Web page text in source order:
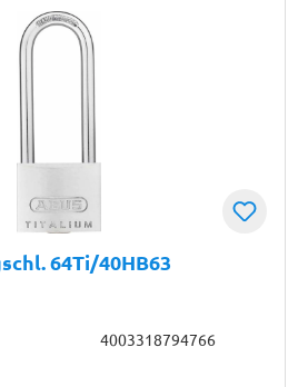
64Ti/40HB63
4003318794766